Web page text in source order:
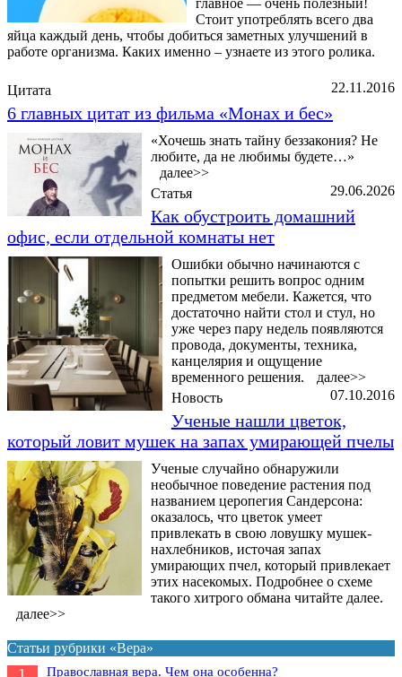
Стоит употреблять всего два
яйца каждый день, чтобы добиться заметных улучшений в
работе организма. Каких именно – узнаете из этого ролика.
22.11.2016
Цитата
6 главных цитат из фильма «Монах и бес»
«Хочешь знать тайну беззакония? Не
любите, да не любимы будете…»
далее>>
29.06.2026
Статья
Как обустроить домашний
офис, если отдельной комнаты нет
Ошибки обычно начинаются с
попытки решить вопрос одним
предметом мебели. Кажется, что
достаточно найти стол и стул, но
уже через пару недель появляются
провода, документы, техника,
канцелярия и ощущение
временного решения.
далее>>
07.10.2016
Новость
Ученые нашли цветок,
который ловит мушек на запах умирающей пчелы
Ученые случайно обнаружили
необычное поведение растения под
названием церопегия Сандерсона:
оказалось, что цветок умеет
привлекать в свою ловушку мушек-
нахлебников, источая запах
умирающих пчел, который привлекает
этих насекомых. Подробнее о схеме
такого хитрого обмана читайте далее.
далее>>
Статьи рубрики «Вера»
Православная вера. Чем она особенна?